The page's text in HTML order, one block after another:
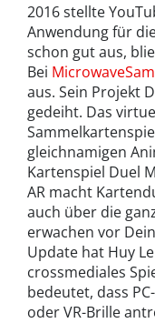
2016 stellte
Anwendung für
schon gut aus,
Bei MicrowaveSam
aus. Sein Projekt
gedeiht. Das
gleichnamigen
Kartenspiel Duel
AR macht
auch über die
erwachen vor
Update hat Huy
crossmediales
bedeutet, dass
oder VR-Brille